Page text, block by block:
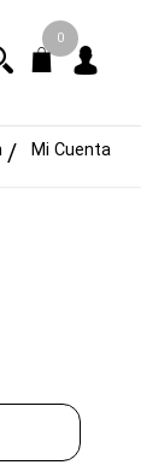
0
Mi Cuenta